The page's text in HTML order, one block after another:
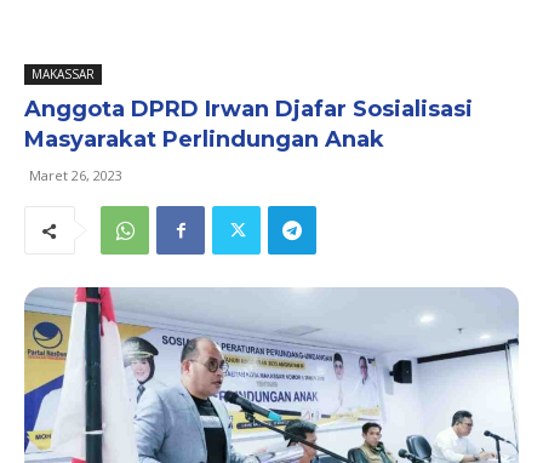
MAKASSAR
Anggota DPRD Irwan Djafar Sosialisasi
Masyarakat Perlindungan Anak
Maret 26, 2023